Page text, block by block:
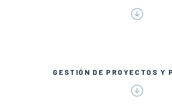
GESTIÓN DE PROYECTOS Y